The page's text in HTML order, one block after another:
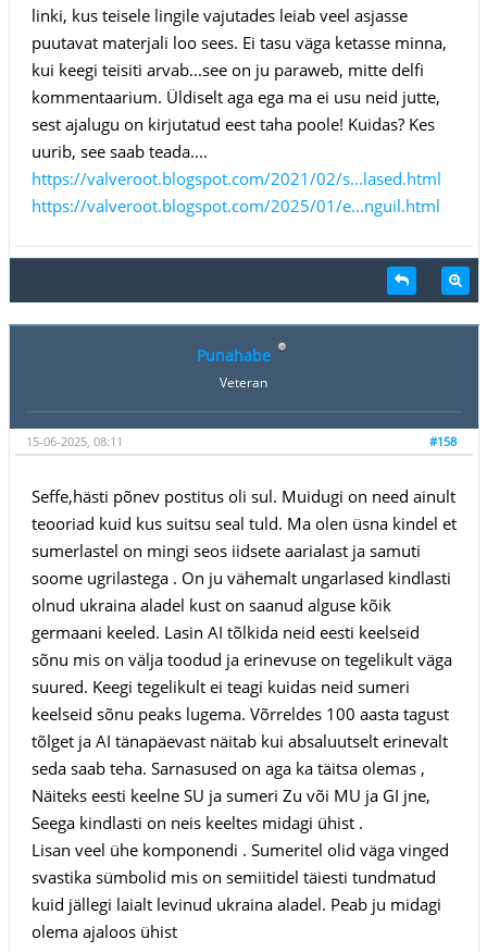
linki, kus teisele lingile vajutades leiab veel asjasse
puutavat materjali loo sees. Ei tasu väga ketasse minna,
kui keegi teisiti arvab...see on ju paraweb, mitte delfi
kommentaarium. Üldiselt aga ega ma ei usu neid jutte,
sest ajalugu on kirjutatud eest taha poole! Kuidas? Kes
uurib, see saab teada....
https://valveroot.blogspot.com/2021/02/s...lased.html
https://valveroot.blogspot.com/2025/01/e...nguil.html
Punahabe
Veteran
#158
15-06-2025, 08:11
Seffe,hästi põnev postitus oli sul. Muidugi on need ainult
teooriad kuid kus suitsu seal tuld. Ma olen üsna kindel et
sumerlastel on mingi seos iidsete aarialast ja samuti
soome ugrilastega . On ju vähemalt ungarlased kindlasti
olnud ukraina aladel kust on saanud alguse kõik
germaani keeled. Lasin AI tõlkida neid eesti keelseid
sõnu mis on välja toodud ja erinevuse on tegelikult väga
suured. Keegi tegelikult ei teagi kuidas neid sumeri
keelseid sõnu peaks lugema. Võrreldes 100 aasta tagust
tõlget ja AI tänapäevast näitab kui absaluutselt erinevalt
seda saab teha. Sarnasused on aga ka täitsa olemas ,
Näiteks eesti keelne SU ja sumeri Zu või MU ja GI jne,
Seega kindlasti on neis keeltes midagi ühist .
Lisan veel ühe komponendi . Sumeritel olid väga vinged
svastika sümbolid mis on semiitidel täiesti tundmatud
kuid jällegi laialt levinud ukraina aladel. Peab ju midagi
olema ajaloos ühist